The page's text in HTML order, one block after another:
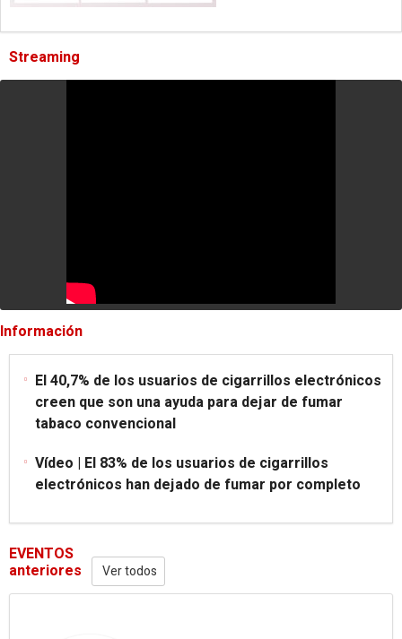
Streaming
Información
El 40,7% de los usuarios de cigarrillos electrónicos
creen que son una ayuda para dejar de fumar
tabaco convencional
Vídeo | El 83% de los usuarios de cigarrillos
electrónicos han dejado de fumar por completo
EVENTOS
anteriores Ver todos